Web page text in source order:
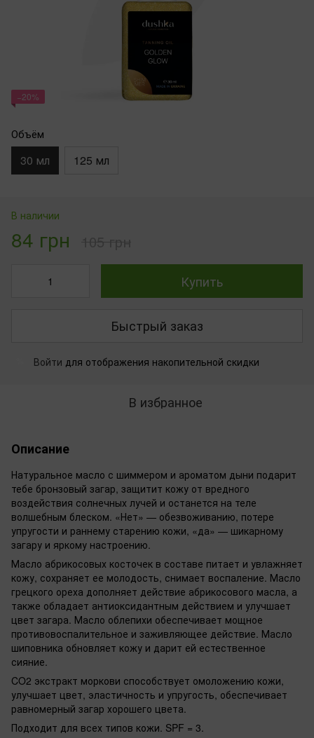
−20%
Объём
30 мл 125 мл
В наличии
84 грн
Купить
Быстрый заказ
Войти для отображения накопительной скидки
В избранное
Описание
Натуральное масло с шиммером и ароматом дыни подарит
тебе бронзовый загар, защитит кожу от вредного
воздействия солнечных лучей и останется на теле
волшебным блеском. «Нет» — обезвоживанию, потере
упругости и раннему старению кожи, «да» — шикарному
загару и яркому настроению.
Масло абрикосовых косточек в составе питает и увлажняет
кожу, сохраняет ее молодость, снимает воспаление. Масло
грецкого ореха дополняет действие абрикосового масла, а
также обладает антиоксидантным действием и улучшает
цвет загара. Масло облепихи обеспечивает мощное
противовоспалительное и заживляющее действие. Масло
шиповника обновляет кожу и дарит ей естественное
сияние.
CO2 экстракт моркови способствует омоложению кожи,
улучшает цвет, эластичность и упругость, обеспечивает
равномерный загар хорошего цвета.
Подходит для всех типов кожи. SPF = 3.